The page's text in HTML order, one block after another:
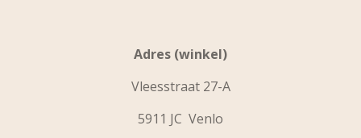
Adres (winkel)
Vleesstraat 27-A
5911 JC Venlo